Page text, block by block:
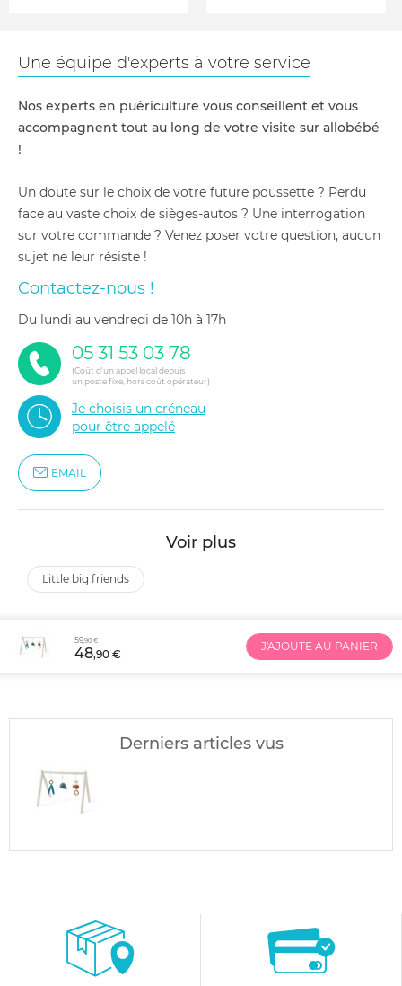
Une équipe d'experts à votre service
Nos experts en puériculture vous conseillent et vous
accompagnent tout au long de votre visite sur allobébé
!
Un doute sur le choix de votre future poussette ? Perdu
face au vaste choix de sièges-autos ? Une interrogation
sur votre commande ? Venez poser votre question, aucun
sujet ne leur résiste !
Contactez-nous !
du lundi au vendredi de 10h à 17h
05 31 53 03 78
(Coût d'un appel local depuis
un poste fixe, hors coût opérateur)
Je choisis un créneau
pour être appelé
EMAIL
Voir plus
little big friends
59,90 €
48,90 €
J'AJOUTE AU PANIER
Derniers articles vus